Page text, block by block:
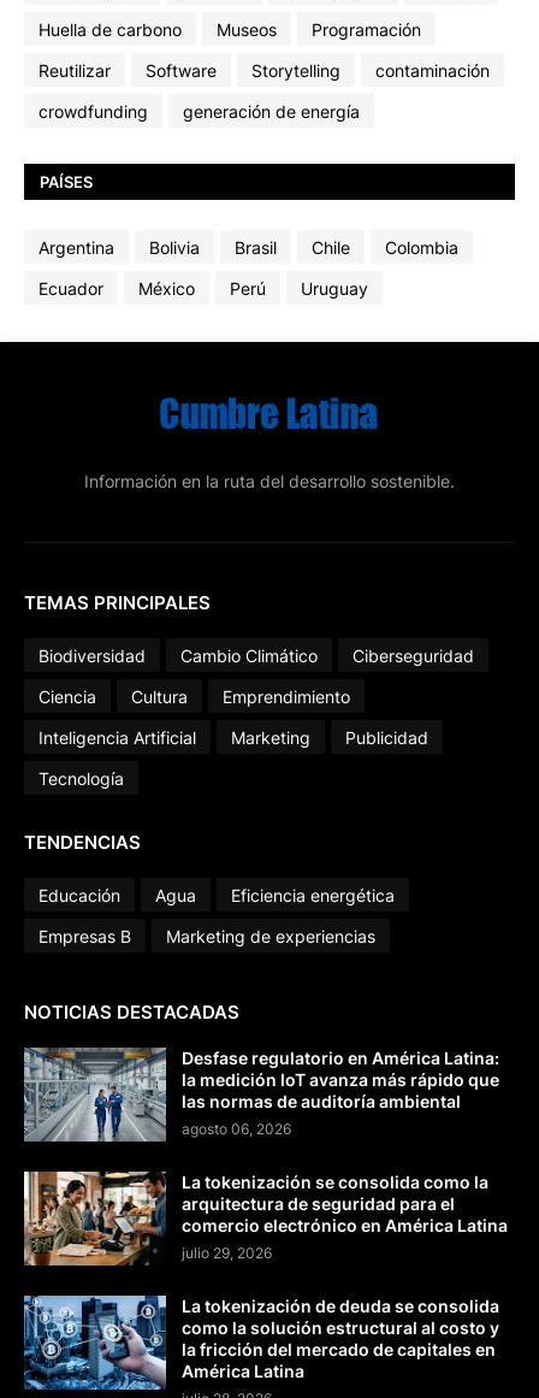
Huella de carbono
Museos
Programación
Reutilizar
Software Storytelling
contaminación
crowdfunding
generación de energía
PAÍSES
Argentina Bolivia Brasil Chile
Colombia
Ecuador
México Perú Uruguay
Información en la ruta del desarrollo sostenible.
TEMAS PRINCIPALES
Biodiversidad Cambio Climático
Ciberseguridad
Ciencia
Cultura
Emprendimiento
Inteligencia Artificial
Marketing
Publicidad
Tecnología
TENDENCIAS
Educación Agua
Eficiencia energética
Empresas B
Marketing de experiencias
NOTICIAS DESTACADAS
Desfase regulatorio en América Latina:
la medición IoT avanza más rápido que
las normas de auditoría ambiental
agosto 06, 2026
La tokenización se consolida como la
arquitectura de seguridad para el
comercio electrónico en América Latina
julio 29, 2026
La tokenización de deuda se consolida
como la solución estructural al costo y
la fricción del mercado de capitales en
América Latina